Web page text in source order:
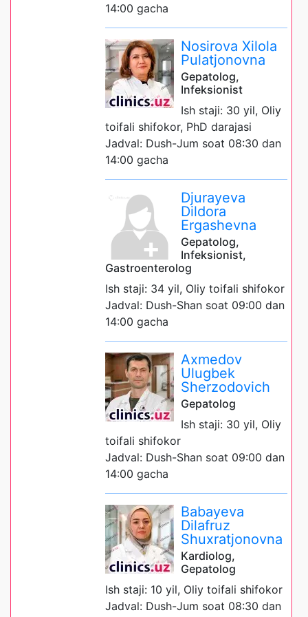
14:00 gacha
Nosirova Xilola
Pulatjonovna
Gepatolog,
Infeksionist
Ish staji: 30 yil, Oliy
toifali shifokor, PhD darajasi
Jadval: Dush-Jum soat 08:30 dan
14:00 gacha
Djurayeva
Dildora
Ergashevna
Gepatolog,
Infeksionist,
Gastroenterolog
Ish staji: 34 yil, Oliy toifali shifokor
Jadval: Dush-Shan soat 09:00 dan
14:00 gacha
Axmedov
Ulugbek
Sherzodovich
Gepatolog
Ish staji: 30 yil, Oliy
toifali shifokor
Jadval: Dush-Shan soat 09:00 dan
14:00 gacha
Babayeva
Dilafruz
Shuxratjonovna
Kardiolog,
Gepatolog
Ish staji: 10 yil, Oliy toifali shifokor
Jadval: Dush-Jum soat 08:30 dan